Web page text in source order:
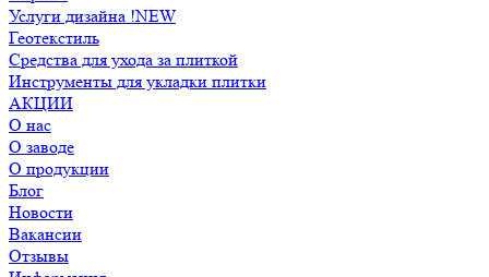
Услуги дизайна !NEW
Геотекстиль
Средства для ухода за плиткой
Инструменты для укладки плитки
АКЦИИ
О нас
О заводе
О продукции
Блог
Новости
Вакансии
Отзывы